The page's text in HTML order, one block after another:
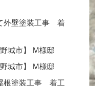
外壁塗装工事 着
城市】 M様邸
城市】 M様邸
根塗装工事 着工